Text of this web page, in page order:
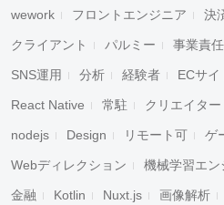
wework フロントエンジニア 決
クライアント パルミー 事業責
SNS運用 分析 経験者 ECサイ
React Native 常駐 クリエイター
nodejs Design リモート可 ゲ
Webディレクション 機械学習エン
金融 Kotlin Nuxt.js 画像解析